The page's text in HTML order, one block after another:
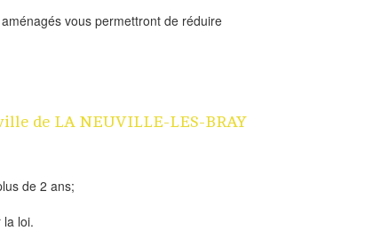
vous permettront de réduire
de LA NEUVILLE-LES-BRAY
de 2 ans;
loi.